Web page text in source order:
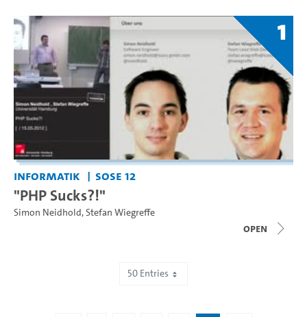
1
Informatik SoSe 12
"PHP Sucks?!"
Simon Neidhold,Stefan Wiegreffe
open
50 Entries